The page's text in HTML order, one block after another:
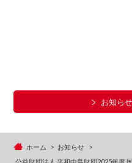
お知ら
ホーム
お知らせ